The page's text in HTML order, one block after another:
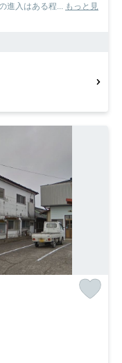
進入はある程... もっと見